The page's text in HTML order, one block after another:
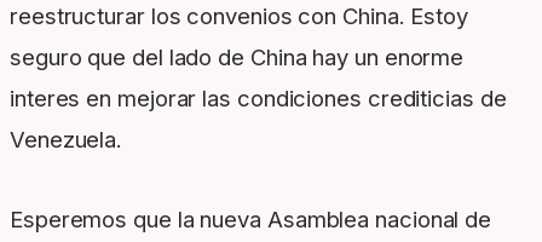
reestructurar los convenios con China. Estoy
seguro que del lado de China hay un enorme
interes en mejorar las condiciones crediticias de
Venezuela.
Esperemos que la nueva Asamblea nacional de